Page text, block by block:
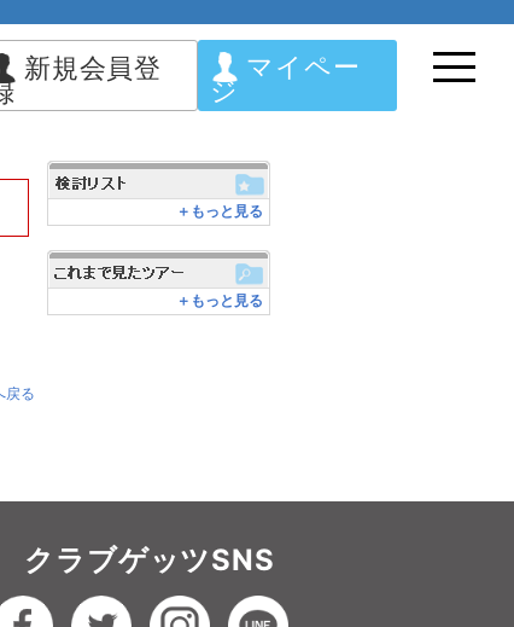
新規会員登 マイペー
ジ
戻る
＋もっと見る
＋もっと見る
クラブゲッツSNS